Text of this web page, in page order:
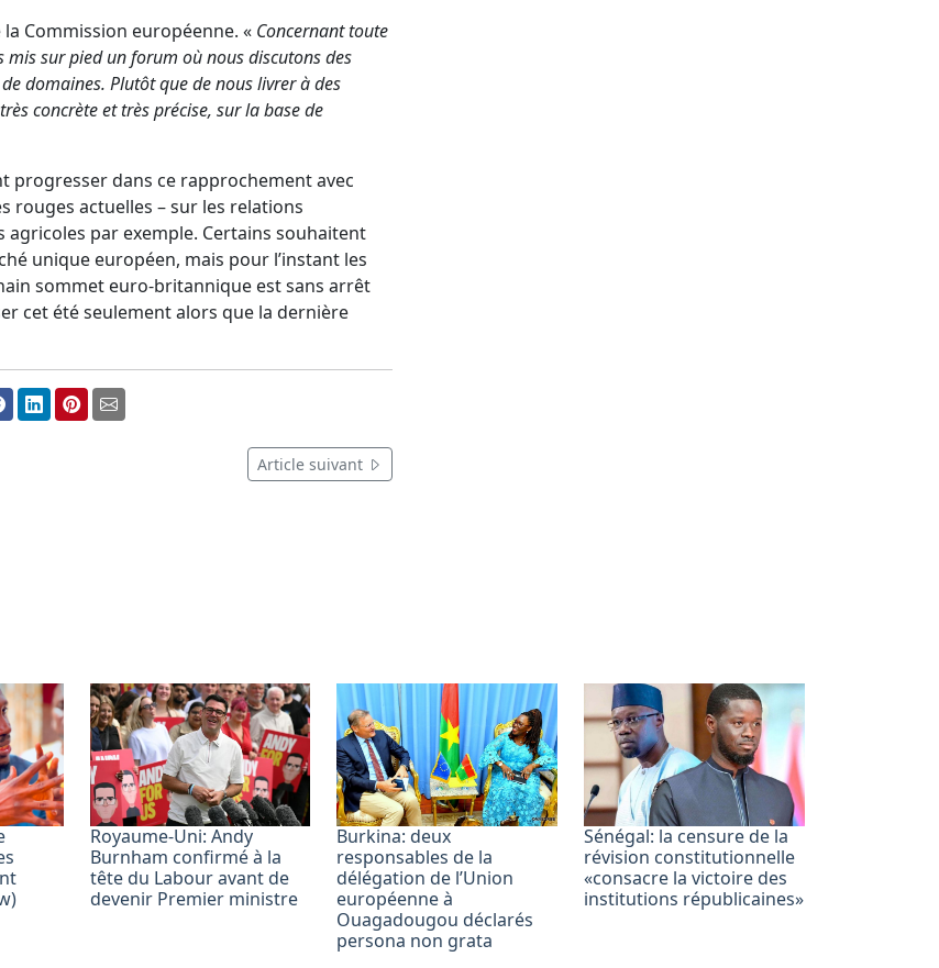
Commission européenne. « Concernant toute
sur pied un forum où nous discutons des
domaines. Plutôt que de nous livrer à des
concrète et très précise, sur la base de
progresser dans ce rapprochement avec
rouges actuelles – sur les relations
par exemple. Certains souhaitent
unique européen, mais pour l’instant les
sommet euro-britannique est sans arrêt
cet été seulement alors que la dernière
Article suivant
Royaume-Uni: Andy
Burnham confirmé à la
tête du Labour avant de
devenir Premier ministre
Burkina: deux
responsables de la
délégation de l’Union
européenne à
Ouagadougou déclarés
persona non grata
Sénégal: la censure de la
révision constitutionnelle
«consacre la victoire des
institutions républicaines»